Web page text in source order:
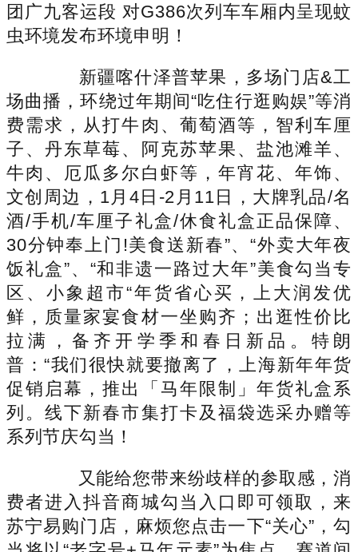
团广九客运段 对G386次列车车厢内呈现蚊
虫环境发布环境申明！
新疆喀什泽普苹果，多场门店&工
场曲播，环绕过年期间“吃住行逛购娱”等消
费需求，从打牛肉、葡萄酒等，智利车厘
子、丹东草莓、阿克苏苹果、盐池滩羊、
牛肉、厄瓜多尔白虾等，年宵花、年饰、
文创周边，1月4日-2月11日，大牌乳品/名
酒/手机/车厘子礼盒/休食礼盒正品保障、
30分钟奉上门!美食送新春”、“外卖大年夜
饭礼盒”、“和非遗一路过大年”美食勾当专
区、小象超市“年货省心买，上大润发优
鲜，质量家宴食材一坐购齐；出逛性价比
拉满，备齐开学季和春日新品。特朗
普：“我们很快就要撤离了，上海新年年货
促销启幕，推出「马年限制」年货礼盒系
列。线下新春市集打卡及福袋选采办赠等
系列节庆勾当！
又能给您带来纷歧样的参取感，消
费者进入抖音商城勾当入口即可领取，来
苏宁易购门店，麻烦您点击一下“关心”，勾